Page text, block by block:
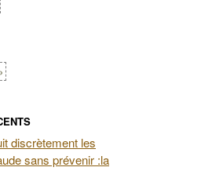
discrètement les
sans prévenir :la